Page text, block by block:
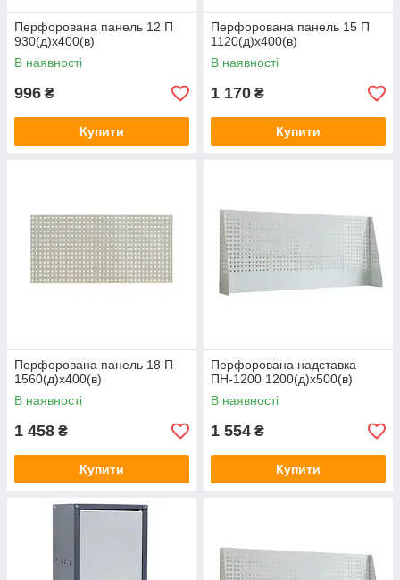
Перфорована панель 12 П
930(д)х400(в)
В наявності
996 ₴
Купити
Перфорована панель 15 П
1120(д)х400(в)
В наявності
1 170 ₴
Купити
Перфорована панель 18 П
1560(д)х400(в)
В наявності
1 458 ₴
Купити
Перфорована надставка
ПН-1200 1200(д)х500(в)
В наявності
1 554 ₴
Купити